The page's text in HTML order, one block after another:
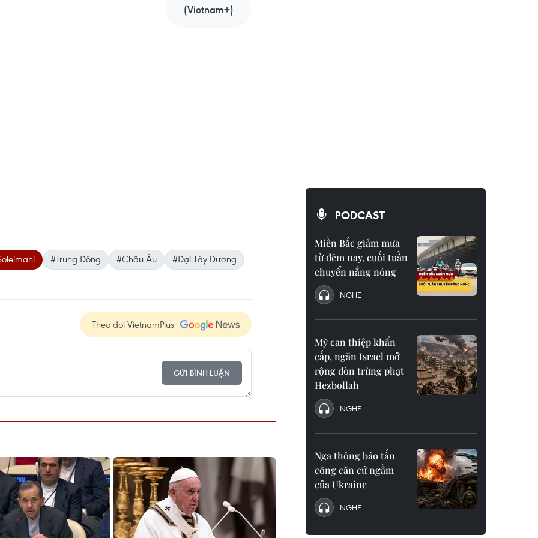
(Vietnam+)
#Trung Đông #Châu Âu
#Đại Tây Dương
Theo dõi VietnamPlus
GỬI BÌNH LUẬN
PODCAST
Miền Bắc giảm mưa
từ đêm nay, cuối tuần
chuyển nắng nóng
NGHE
Mỹ can thiệp khẩn
cấp, ngăn Israel mở
rộng đòn trừng phạt
Hezbollah
NGHE
Nga thông báo tấn
công căn cứ ngầm
của Ukraine
NGHE